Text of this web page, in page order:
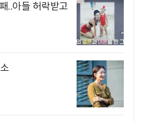
..아들 허락받고